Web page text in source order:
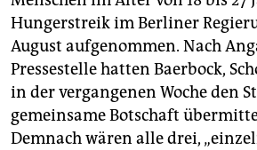
Hungerstreik im Berliner
August aufgenommen. Nach
Pressestelle hatten Baerbock,
in der vergangenen Woche den
gemeinsame Botschaft
Demnach wären alle drei,